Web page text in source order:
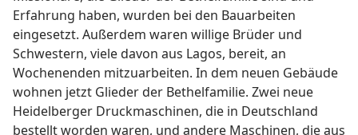
Erfahrung haben, wurden bei den Bauarbeiten
eingesetzt. Außerdem waren willige Brüder und
Schwestern, viele davon aus Lagos, bereit, an
Wochenenden mitzuarbeiten. In dem neuen Gebäude
wohnen jetzt Glieder der Bethelfamilie. Zwei neue
Heidelberger Druckmaschinen, die in Deutschland
bestellt worden waren, und andere Maschinen, die aus